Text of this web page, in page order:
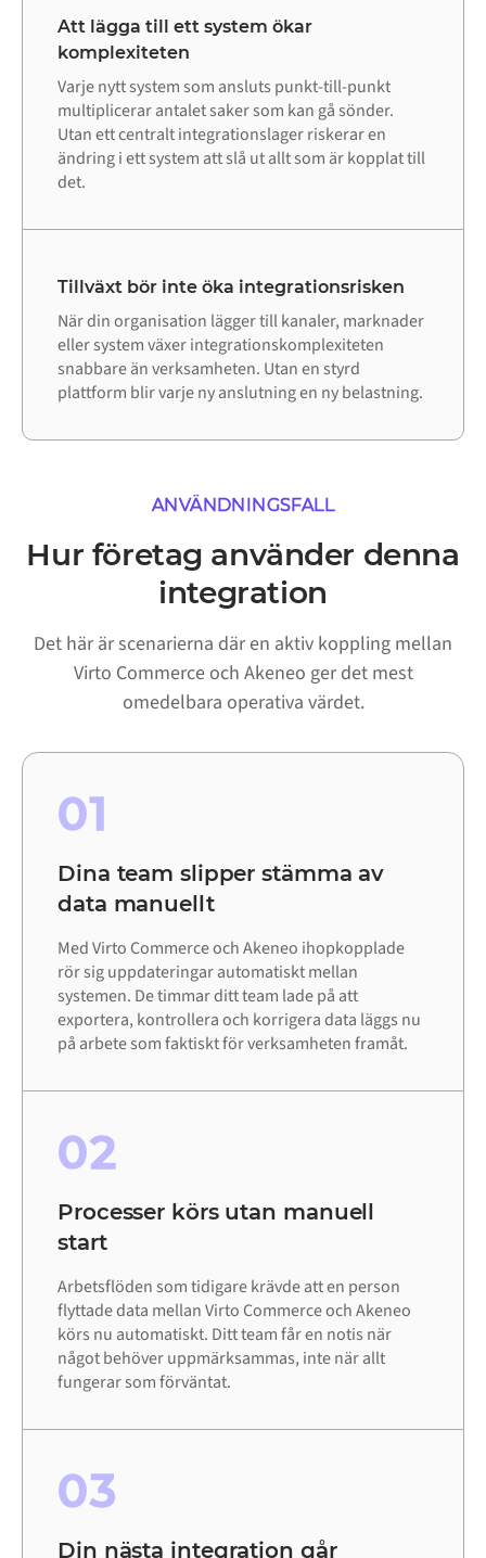
Att lägga till ett system ökar
komplexiteten
Varje nytt system som ansluts punkt-till-punkt
multiplicerar antalet saker som kan gå sönder.
Utan ett centralt integrationslager riskerar en
ändring i ett system att slå ut allt som är kopplat till
det.
Tillväxt bör inte öka integrationsrisken
När din organisation lägger till kanaler, marknader
eller system växer integrationskomplexiteten
snabbare än verksamheten. Utan en styrd
plattform blir varje ny anslutning en ny belastning.
ANVÄNDNINGSFALL
Hur företag använder denna
integration
Det här är scenarierna där en aktiv koppling mellan
Virto Commerce och Akeneo ger det mest
omedelbara operativa värdet.
01
Dina team slipper stämma av
data manuellt
Med Virto Commerce och Akeneo ihopkopplade
rör sig uppdateringar automatiskt mellan
systemen. De timmar ditt team lade på att
exportera, kontrollera och korrigera data läggs nu
på arbete som faktiskt för verksamheten framåt.
02
Processer körs utan manuell
start
Arbetsflöden som tidigare krävde att en person
flyttade data mellan Virto Commerce och Akeneo
körs nu automatiskt. Ditt team får en notis när
något behöver uppmärksammas, inte när allt
fungerar som förväntat.
03
Din nästa integration går